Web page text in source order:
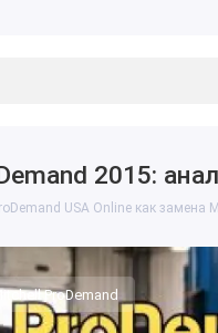
2015:
USA Online как замена
ProDemand